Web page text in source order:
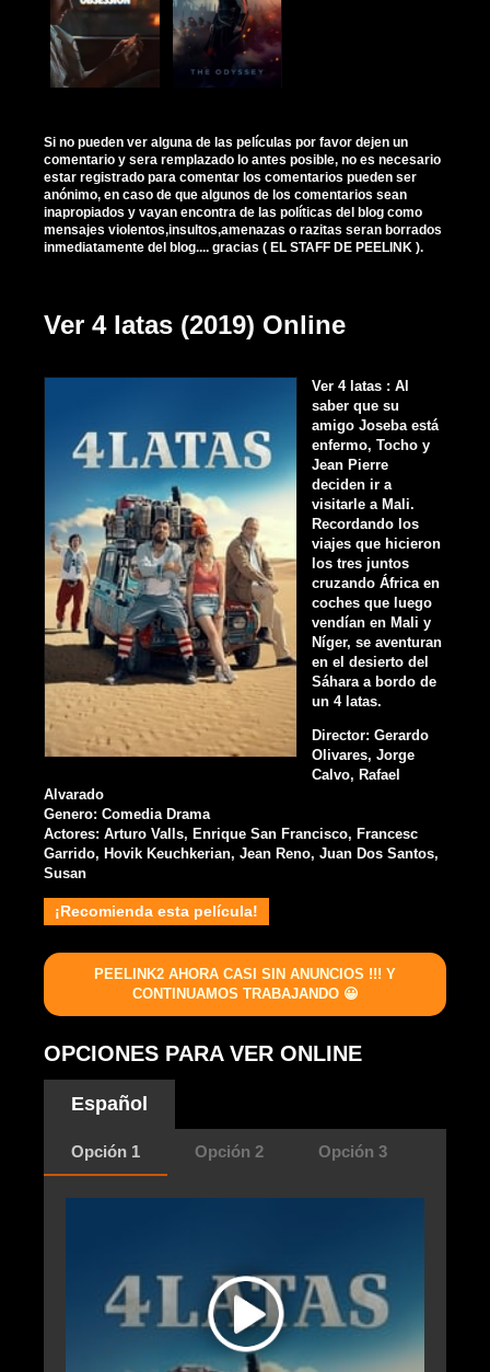
Si no pueden ver alguna de las películas por favor dejen un
comentario y sera remplazado lo antes posible, no es necesario
estar registrado para comentar los comentarios pueden ser
anónimo, en caso de que algunos de los comentarios sean
inapropiados y vayan encontra de las políticas del blog como
mensajes violentos,insultos,amenazas o razitas seran borrados
inmediatamente del blog.... gracias ( EL STAFF DE PEELINK ).
Ver 4 latas (2019) Online
Ver 4 latas : Al
saber que su
amigo Joseba está
enfermo, Tocho y
Jean Pierre
deciden ir a
visitarle a Mali.
Recordando los
viajes que hicieron
los tres juntos
cruzando África en
coches que luego
vendían en Mali y
Níger, se aventuran
en el desierto del
Sáhara a bordo de
un 4 latas.
Director: Gerardo
Olivares, Jorge
Calvo, Rafael
Alvarado
Genero: Comedia Drama
Actores: Arturo Valls, Enrique San Francisco, Francesc
Garrido, Hovik Keuchkerian, Jean Reno, Juan Dos Santos,
Susan
¡Recomienda esta película!
PEELINK2 AHORA CASI SIN ANUNCIOS !!! Y
CONTINUAMOS TRABAJANDO 😀
OPCIONES PARA VER ONLINE
Español
Opción 1 Opción 2 Opción 3